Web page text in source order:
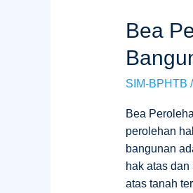
Bea
SIM-BPHTB /
Bea
perolehan
bangunan
hak atas
atas tanah
Bea
Hak
Atas
Dan
Bangunan